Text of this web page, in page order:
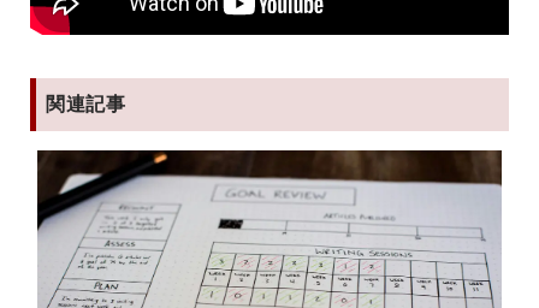
関連記事